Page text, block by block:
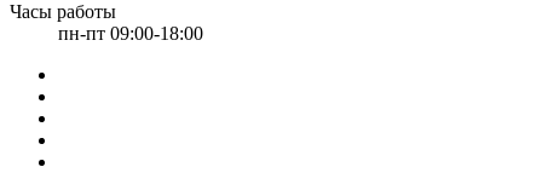
Часы работы
пн-пт 09:00-18:00